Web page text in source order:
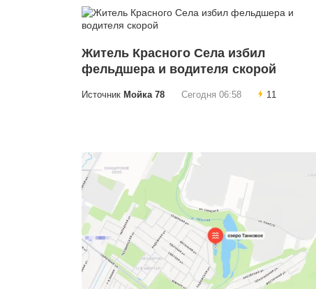
Житель Красного Села избил
фельдшера и водителя скорой
Источник Мойка 78 Сегодня 06:58 11